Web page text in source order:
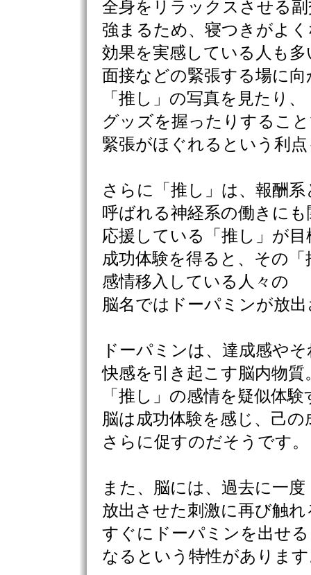
全身をリラックスさせる
強まるため、寝つきがよ
効果を実感している人も
面接などの緊張する場に
「推し」の写真を見たり、
グッズを握ったりするこ
緊張がほぐれるという利
さらに「推し」は、報酬系
呼ばれる神経系の働きに
応援している「推し」が
成功体験を得ると、その「
感情移入している人々の
脳名ではドーパミンが放
ドーパミンは、達成感や
快感を引き起こす脳内物質
「推し」の感情を疑似体
脳は成功体験を感じ、己の
さらに促すのだそうです。
また、脳には、過去に一
放出させた刺激に再び触れ
すぐにドーパミンを出せ
なるという特性がありま